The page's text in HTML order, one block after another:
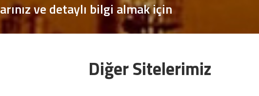
ve detaylı bilgi almak için
Diğer Sitelerimiz